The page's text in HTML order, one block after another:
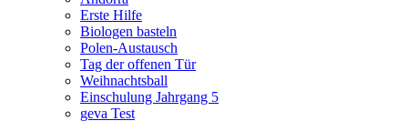
Erste Hilfe
Biologen basteln
Polen-Austausch
Tag der offenen Tür
Weihnachtsball
Einschulung Jahrgang 5
geva Test